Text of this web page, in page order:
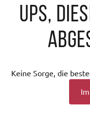
Ups,
Keine Sorge, die